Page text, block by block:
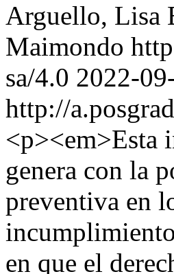
Arguello, Lisa
Maimondo
sa/4.0 2022-
http://
<p><em>Esta
genera con la
preventiva en
en que el